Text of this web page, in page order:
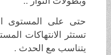
حتى على المستوى
تستثر الانتهاكات
يتناسب مع الحدث .